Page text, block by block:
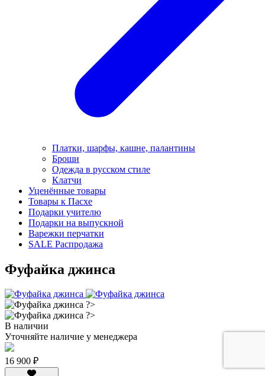
Платки, шарфы, кашне, палантины
Броши
Одежда в русском стиле
Клатчи
Уценённые товары
Товары к Пасхе
Подарки учителю
Подарки на выпускной
Варежки перчатки
SALE Распродажа
Фуфайка джинса
В наличии
Уточняйте наличие у менеджера
16 900 ₽